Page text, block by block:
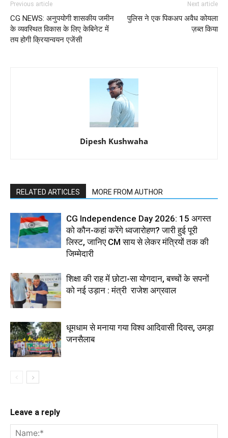
Previous article
CG NEWS: अनुपयोगी शासकीय जमीन
के व्यवस्थित विकास के लिए केबिनेट में
तय होगी क्रियान्वयन एजेंसी
Next article
पुलिस ने एक पिकअप अवैध कोयला
ज़ब्त किया
Dipesh Kushwaha
RELATED ARTICLES MORE FROM AUTHOR
CG Independence Day 2026: 15 अगस्त
को कौन-कहां करेंगे ध्वजारोहण? जारी हुई पूरी
लिस्ट, जानिए CM साय से लेकर मंत्रियों तक की
जिम्मेदारी
शिक्षा की राह में छोटा-सा योगदान, बच्चों के सपनों
को नई उड़ान : मंत्री राजेश अग्रवाल
धूमधाम से मनाया गया विश्व आदिवासी दिवस, उमड़ा
जनसैलाब
Leave a reply